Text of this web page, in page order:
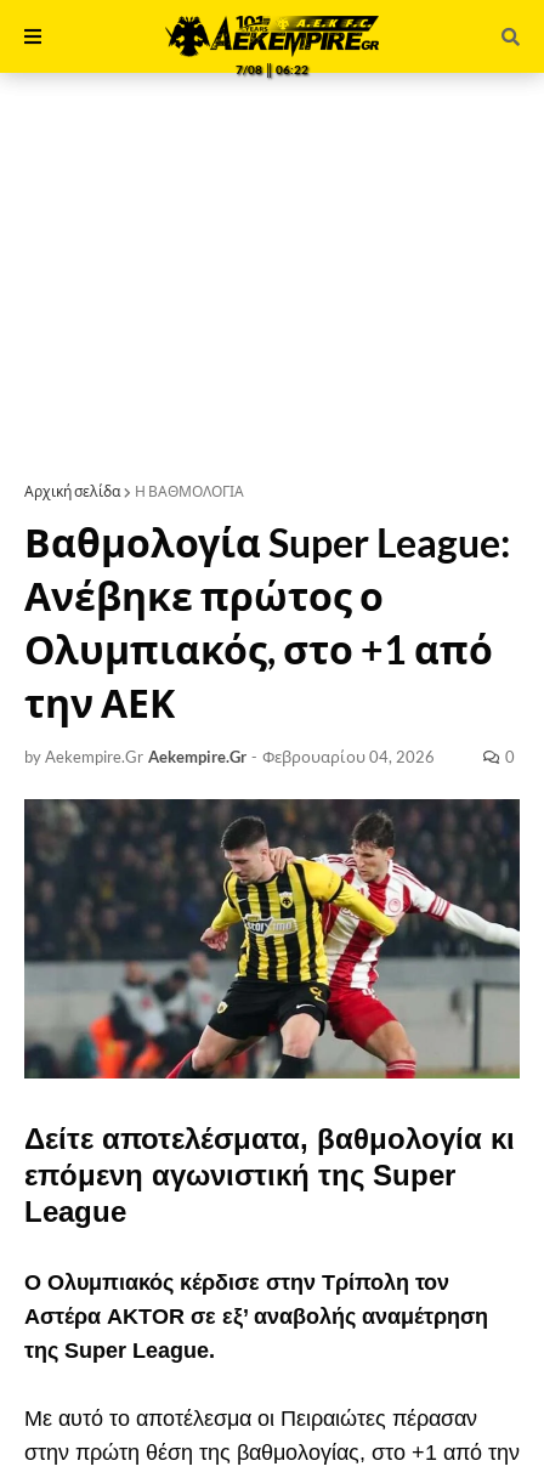
7/08 ║ 06:22
Αρχική σελίδα Η ΒΑΘΜΟΛΟΓΙΑ
Βαθμολογία Super League:
Ανέβηκε πρώτος ο
Ολυμπιακός, στο +1 από
την ΑΕΚ
by Aekempire.Gr Aekempire.Gr - Φεβρουαρίου 04, 2026 0
Δείτε αποτελέσματα, βαθμολογία κι
επόμενη αγωνιστική της Super
League
Ο Ολυμπιακός κέρδισε στην Τρίπολη τον
Αστέρα AKTOR σε εξ’ αναβολής αναμέτρηση
της Super League.
Με αυτό το αποτέλεσμα οι Πειραιώτες πέρασαν
στην πρώτη θέση της βαθμολογίας, στο +1 από την